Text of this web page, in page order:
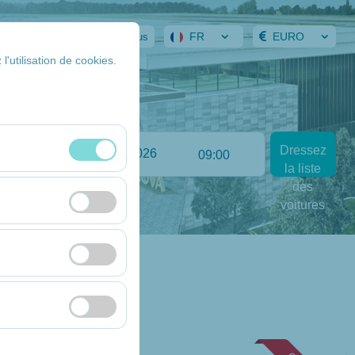
de cookies.
et aux
pages les plus
du site
et de
Identifiez-vous FR EURO
09:00
Dressez
la liste
des
voitures